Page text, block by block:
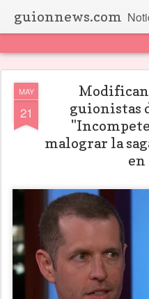
guionnews.com
MAY
21
Modifican
guionistas
malograr la
en